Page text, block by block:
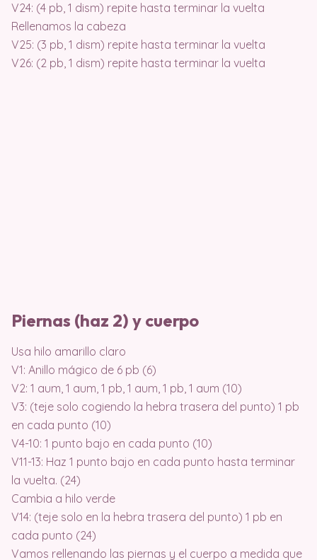
V24: (4 pb, 1 dism) repite hasta terminar la vuelta
Rellenamos la cabeza
V25: (3 pb, 1 dism) repite hasta terminar la vuelta
V26: (2 pb, 1 dism) repite hasta terminar la vuelta
Piernas (haz 2) y cuerpo
Usa hilo amarillo claro
V1: Anillo mágico de 6 pb (6)
V2: 1 aum, 1 aum, 1 pb, 1 aum, 1 pb, 1 aum (10)
V3: (teje solo cogiendo la hebra trasera del punto) 1 pb
en cada punto (10)
V4-10: 1 punto bajo en cada punto (10)
V11-13: Haz 1 punto bajo en cada punto hasta terminar
la vuelta. (24)
Cambia a hilo verde
V14: (teje solo en la hebra trasera del punto) 1 pb en
cada punto (24)
Vamos rellenando las piernas y el cuerpo a medida que